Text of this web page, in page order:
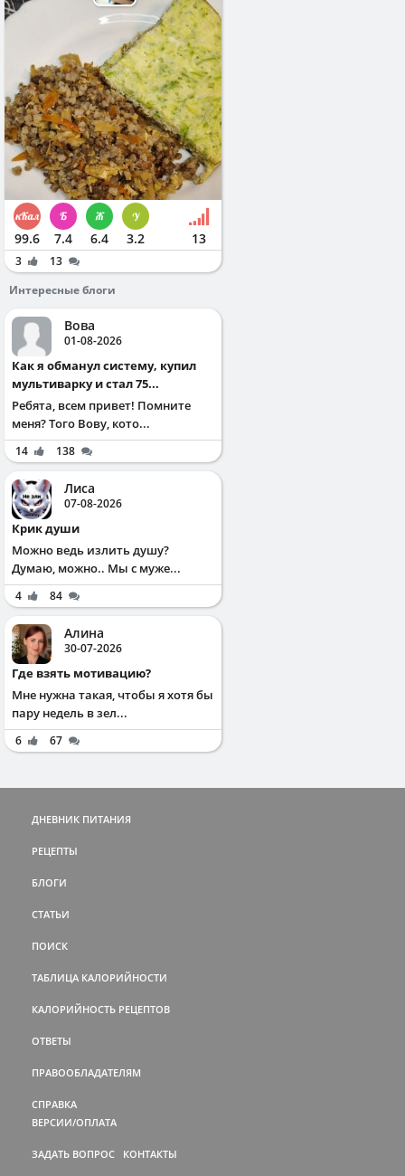
99.6 7.4 6.4 3.2 13
3
13
Интересные блоги
Вова
01-08-2026
Как я обманул систему, купил
мультиварку и стал 75...
Ребята, всем привет! Помните
меня? Того Вову, кото...
14 138
Лиса
07-08-2026
Крик души
Можно ведь излить душу?
Думаю, можно.. Мы с муже...
4 84
Алина
30-07-2026
Где взять мотивацию?
Мне нужна такая, чтобы я хотя бы
пару недель в зел...
6 67
ДНЕВНИК ПИТАНИЯ
РЕЦЕПТЫ
БЛОГИ
СТАТЬИ
ПОИСК
ТАБЛИЦА КАЛОРИЙНОСТИ
КАЛОРИЙНОСТЬ РЕЦЕПТОВ
ОТВЕТЫ
ПРАВООБЛАДАТЕЛЯМ
СПРАВКА
ВЕРСИИ/ОПЛАТА
ЗАДАТЬ ВОПРОС КОНТАКТЫ